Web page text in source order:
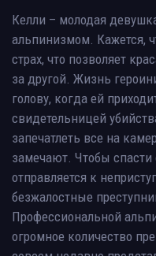
Келли – молодая
альпинизмом. Кажется,
страх, что позволяет
за другой. Жизнь
голову, когда ей
свидетельницей
запечатлеть все на
замечают. Чтобы
отправляется к
безжалостные
Профессиональной
огромное количество